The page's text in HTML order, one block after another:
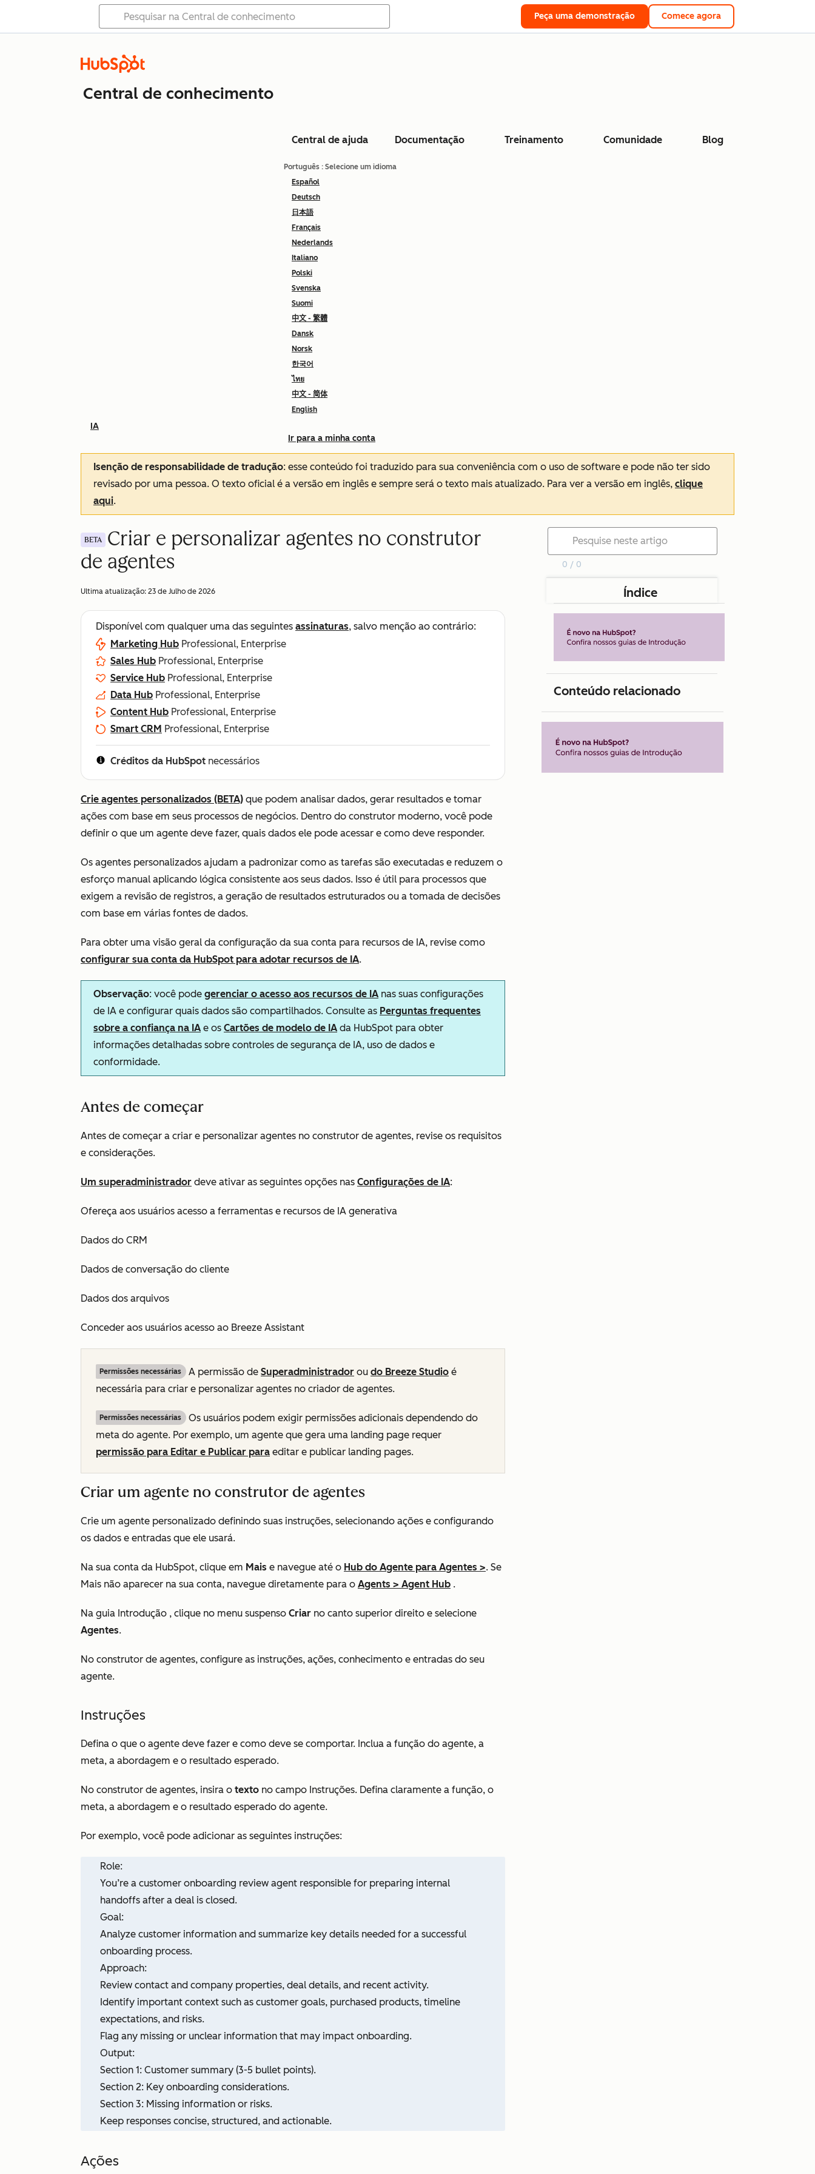
Peça uma demonstração Comece agora
Central de conhecimento
Central de ajuda Documentação Treinamento Comunidade Blog
Português : Selecione um idioma
Español
Deutsch
日本語
Français
Nederlands
Italiano
Polski
Svenska
Suomi
中文 - 繁體
Dansk
Norsk
한국어
ไทย
中文 - 简体
English
Ir para a minha conta
IA
Isenção de responsabilidade de tradução: esse conteúdo foi traduzido para sua conveniência com o uso de software e pode não ter sido
revisado por uma pessoa. O texto oficial é a versão em inglês e sempre será o texto mais atualizado. Para ver a versão em inglês, clique
aqui.
BETA
Criar e personalizar agentes no construtor
de agentes
Ultima atualização: 23 de Julho de 2026
Disponível com qualquer uma das seguintes assinaturas, salvo menção ao contrário:
Marketing Hub Professional, Enterprise
Sales Hub Professional, Enterprise
Service Hub Professional, Enterprise
Data Hub Professional, Enterprise
Content Hub Professional, Enterprise
Smart CRM Professional, Enterprise
Créditos da HubSpot necessários
Crie agentes personalizados (BETA) que podem analisar dados, gerar resultados e tomar
ações com base em seus processos de negócios. Dentro do construtor moderno, você pode
definir o que um agente deve fazer, quais dados ele pode acessar e como deve responder.
Os agentes personalizados ajudam a padronizar como as tarefas são executadas e reduzem o
esforço manual aplicando lógica consistente aos seus dados. Isso é útil para processos que
exigem a revisão de registros, a geração de resultados estruturados ou a tomada de decisões
com base em várias fontes de dados.
Para obter uma visão geral da configuração da sua conta para recursos de IA, revise como
configurar sua conta da HubSpot para adotar recursos de IA.
Observação: você pode gerenciar o acesso aos recursos de IA nas suas configurações
de IA e configurar quais dados são compartilhados. Consulte as Perguntas frequentes
sobre a confiança na IA e os Cartões de modelo de IA da HubSpot para obter
informações detalhadas sobre controles de segurança de IA, uso de dados e
conformidade.
Antes de começar
Antes de começar a criar e personalizar agentes no construtor de agentes, revise os requisitos
e considerações.
Um superadministrador deve ativar as seguintes opções nas Configurações de IA:
Ofereça aos usuários acesso a ferramentas e recursos de IA generativa
Dados do CRM
Dados de conversação do cliente
Dados dos arquivos
Conceder aos usuários acesso ao Breeze Assistant
Permissões necessárias A permissão de Superadministrador ou do Breeze Studio é
necessária para criar e personalizar agentes no criador de agentes.
Permissões necessárias
Os usuários podem exigir permissões adicionais dependendo do
meta do agente. Por exemplo, um agente que gera uma landing page requer
permissão para Editar e Publicar para editar e publicar landing pages.
Criar um agente no construtor de agentes
Crie um agente personalizado definindo suas instruções, selecionando ações e configurando
os dados e entradas que ele usará.
Na sua conta da HubSpot, clique em Mais e navegue até o Hub do Agente para Agentes >. Se
Mais não aparecer na sua conta, navegue diretamente para o Agents > Agent Hub .
Na guia Introdução , clique no menu suspenso Criar no canto superior direito e selecione
Agentes.
No construtor de agentes, configure as instruções, ações, conhecimento e entradas do seu
agente.
Instruções
Defina o que o agente deve fazer e como deve se comportar. Inclua a função do agente, a
meta, a abordagem e o resultado esperado.
No construtor de agentes, insira o texto no campo Instruções. Defina claramente a função, o
meta, a abordagem e o resultado esperado do agente.
Por exemplo, você pode adicionar as seguintes instruções:
Role:
You’re a customer onboarding review agent responsible for preparing internal
handoffs after a deal is closed.
Goal:
Analyze customer information and summarize key details needed for a successful
onboarding process.
Approach:
Review contact and company properties, deal details, and recent activity.
Identify important context such as customer goals, purchased products, timeline
expectations, and risks.
Flag any missing or unclear information that may impact onboarding.
Output:
Section 1: Customer summary (3-5 bullet points).
Section 2: Key onboarding considerations.
Section 3: Missing information or risks.
Keep responses concise, structured, and actionable.
Ações
0 / 0
Índice
Conteúdo relacionado